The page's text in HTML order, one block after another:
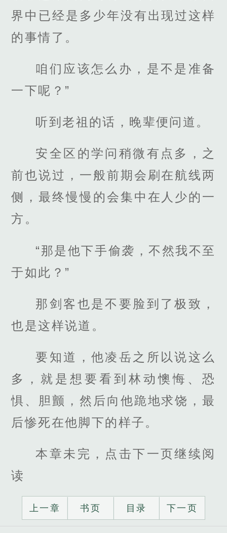
界中已经是多少年没有出现过这样
的事情了。
咱们应该怎么办，是不是准备
一下呢？”
听到老祖的话，晚辈便问道。
安全区的学问稍微有点多，之
前也说过，一般前期会刷在航线两
侧，最终慢慢的会集中在人少的一
方。
“那是他下手偷袭，不然我不至
于如此？”
那剑客也是不要脸到了极致，
也是这样说道。
要知道，他凌岳之所以说这么
多，就是想要看到林动懊悔、恐
惧、胆颤，然后向他跪地求饶，最
后惨死在他脚下的样子。
本章未完，点击下一页继续阅
读
上一章 书页 目录 下一页